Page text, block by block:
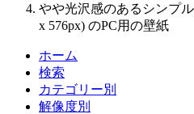
やや光沢感のあるシンプ
x 576px) のPC用の壁紙
ホーム
検索
カテゴリー別
解像度別